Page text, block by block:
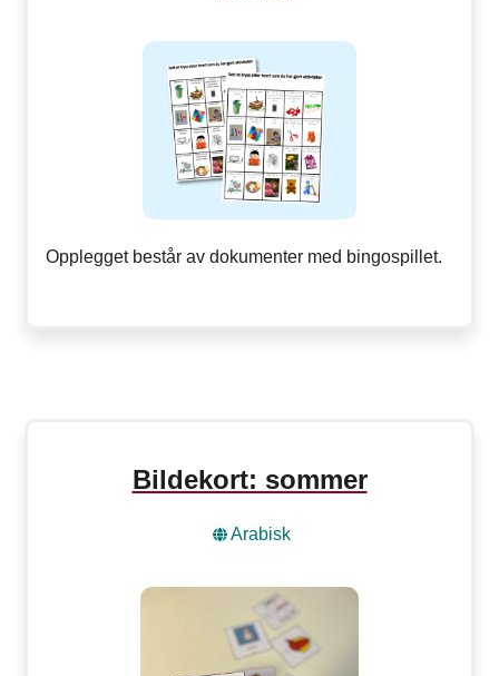
Opplegget består av dokumenter med bingospillet.
Bildekort: sommer
Arabisk